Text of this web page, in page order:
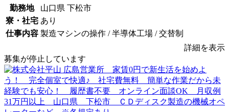
勤務地
山口県 下松市
寮・社宅 あり
仕事内容 製造マシンの操作 / 半導体工場 / 交替制
詳細を表示
募集が停止しています